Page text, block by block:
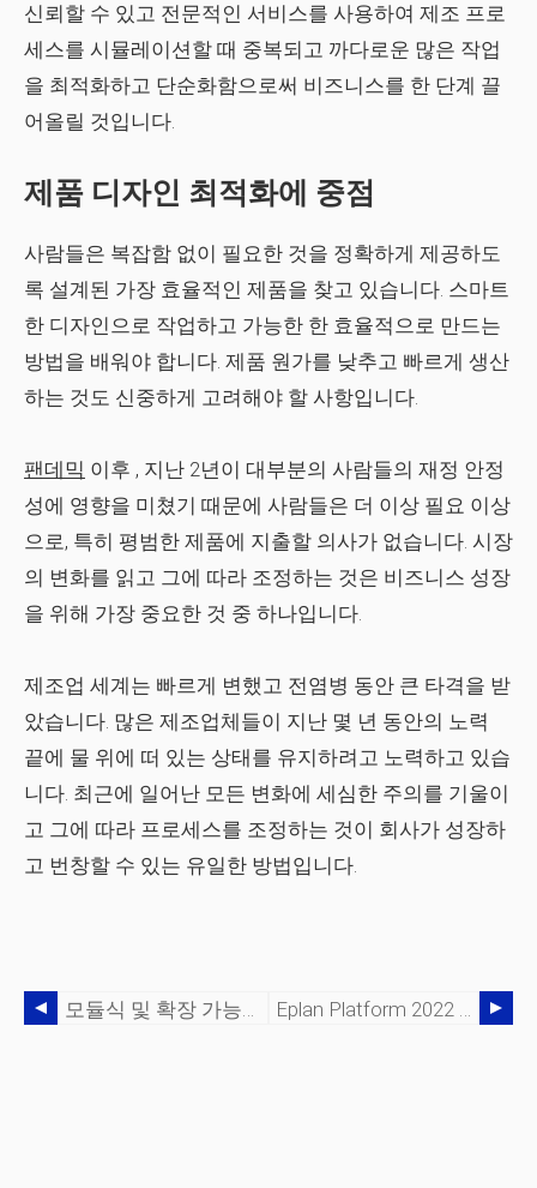
신뢰할 수 있고 전문적인 서비스를 사용하여 제조 프로
세스를 시뮬레이션할 때 중복되고 까다로운 많은 작업
을 최적화하고 단순화함으로써 비즈니스를 한 단계 끌
어올릴 것입니다.
제품 디자인 최적화에 중점
사람들은 복잡함 없이 필요한 것을 정확하게 제공하도
록 설계된 가장 효율적인 제품을 찾고 있습니다. 스마트
한 디자인으로 작업하고 가능한 한 효율적으로 만드는
방법을 배워야 합니다. 제품 원가를 낮추고 빠르게 생산
하는 것도 신중하게 고려해야 할 사항입니다.
팬데믹 이후 , 지난 2년이 대부분의 사람들의 재정 안정
성에 영향을 미쳤기 때문에 사람들은 더 이상 필요 이상
으로, 특히 평범한 제품에 지출할 의사가 없습니다. 시장
의 변화를 읽고 그에 따라 조정하는 것은 비즈니스 성장
을 위해 가장 중요한 것 중 하나입니다.
제조업 세계는 빠르게 변했고 전염병 동안 큰 타격을 받
았습니다. 많은 제조업체들이 지난 몇 년 동안의 노력
끝에 물 위에 떠 있는 상태를 유지하려고 노력하고 있습
니다. 최근에 일어난 모든 변화에 세심한 주의를 기울이
고 그에 따라 프로세스를 조정하는 것이 회사가 성장하
고 번창할 수 있는 유일한 방법입니다.
모듈식 및 확장 가능한 소프트웨어 솔루션이 필요한 이유 Eplan Platform 2022 – 새로운 모양과 느낌을 경험하십시오